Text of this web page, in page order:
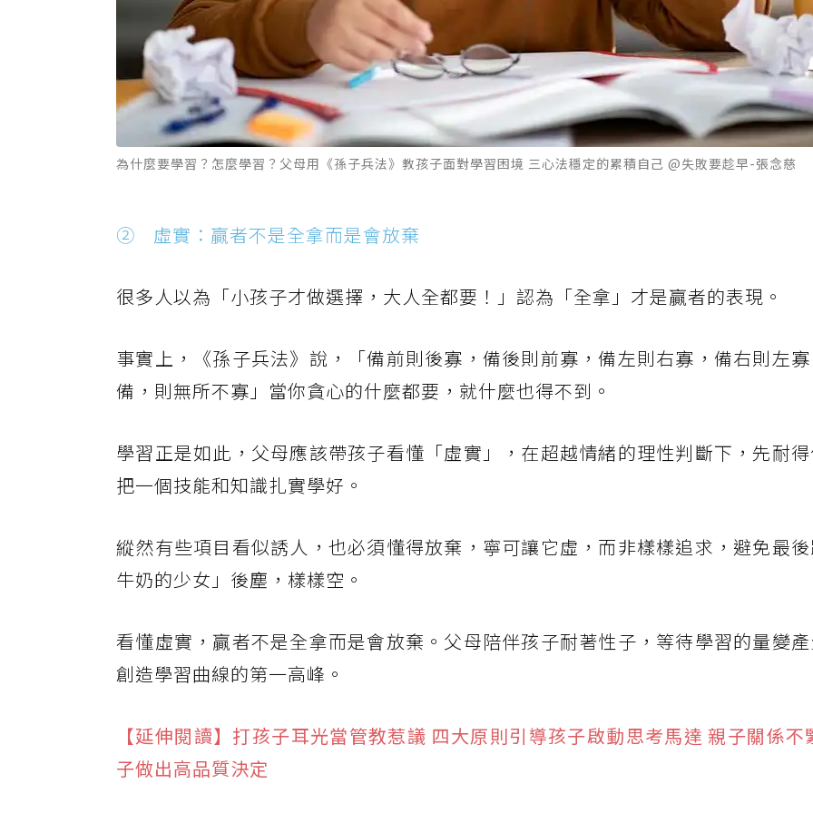
為什麼要學習？怎麼學習？父母用《孫子兵法》教孩子面對學習困境 三心法穩定的累積自己 @失敗要趁早-張念慈
② 虛實：贏者不是全拿而是會放棄
很多人以為「小孩子才做選擇，大人全都要！」認為「全拿」才是贏者的表現。
事實上，《孫子兵法》說，「備前則後寡，備後則前寡，備左則右寡，備右則左
備，則無所不寡」當你貪心的什麼都要，就什麼也得不到。
學習正是如此，父母應該帶孩子看懂「虛實」，在超越情緒的理性判斷下，先耐
把一個技能和知識扎實學好。
縱然有些項目看似誘人，也必須懂得放棄，寧可讓它虛，而非樣樣追求，避免最
牛奶的少女」後塵，樣樣空。
看懂虛實，贏者不是全拿而是會放棄。父母陪伴孩子耐著性子，等待學習的量變
創造學習曲線的第一高峰。
【延伸閱讀】打孩子耳光當管教惹議 四大原則引導孩子啟動思考馬達 親子關係不
子做出高品質決定